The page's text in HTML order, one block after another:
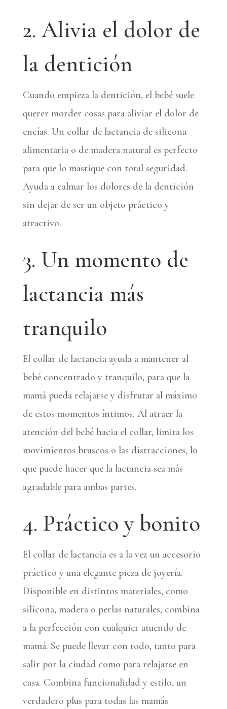
2. Alivia el dolor de
la dentición
Cuando empieza la dentición, el bebé suele
querer morder cosas para aliviar el dolor de
encías. Un collar de lactancia de silicona
alimentaria o de madera natural es perfecto
para que lo mastique con total seguridad.
Ayuda a calmar los dolores de la dentición
sin dejar de ser un objeto práctico y
atractivo.
3. Un momento de
lactancia más
tranquilo
El collar de lactancia ayuda a mantener al
bebé concentrado y tranquilo, para que la
mamá pueda relajarse y disfrutar al máximo
de estos momentos íntimos. Al atraer la
atención del bebé hacia el collar, limita los
movimientos bruscos o las distracciones, lo
que puede hacer que la lactancia sea más
agradable para ambas partes.
4. Práctico y bonito
El collar de lactancia es a la vez un accesorio
práctico y una elegante pieza de joyería.
Disponible en distintos materiales, como
silicona, madera o perlas naturales, combina
a la perfección con cualquier atuendo de
mamá. Se puede llevar con todo, tanto para
salir por la ciudad como para relajarse en
casa. Combina funcionalidad y estilo, un
verdadero plus para todas las mamás